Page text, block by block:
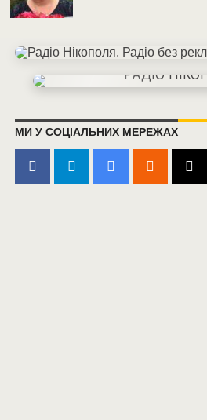
МИ У СОЦІАЛЬНИХ МЕРЕЖАХ